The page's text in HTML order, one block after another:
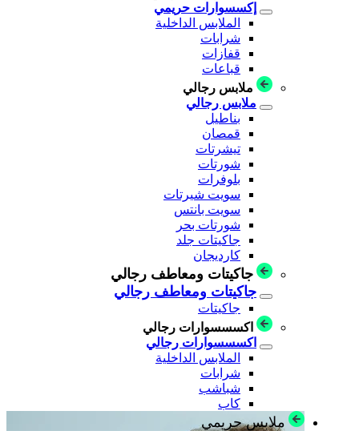
إكسسوارات حريمي
الملابس الداخلية
شرابات
قفازات
قباعات
ملابس رجالي
ملابس رجالي
بناطيل
قمصان
تيشرتات
شورتات
بلوفرات
سويت شيرتات
سويت بانتس
شورتات بحر
جاكيتات جلد
كارديجان
جاكيتات ومعاطف رجالي
جاكيتات ومعاطف رجالي
جاكيتات
اكسسسوارات رجالي
اكسسسوارات رجالي
الملابس الداخلية
شرابات
شباشب
كاب
ملابس حريمي